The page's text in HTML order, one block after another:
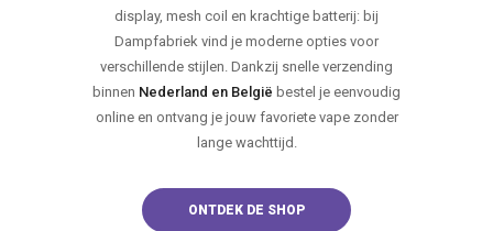
display, mesh coil en krachtige batterij: bij
Dampfabriek vind je moderne opties voor
verschillende stijlen. Dankzij snelle verzending
binnen Nederland en België bestel je eenvoudig
online en ontvang je jouw favoriete vape zonder
lange wachttijd.
ONTDEK DE SHOP